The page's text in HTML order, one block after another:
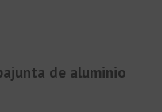
de aluminio